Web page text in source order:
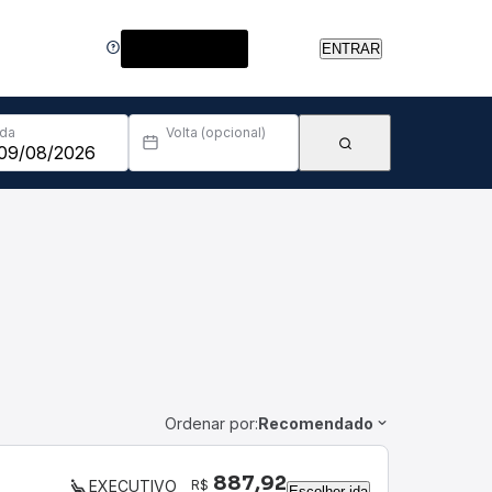
ENTRAR
Volta (opcional)
Ordenar por:Recomendado
EXECUTIVO R$ 887,92